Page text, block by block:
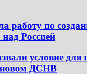
работу по
Россией
условие для
новом ДСНВ